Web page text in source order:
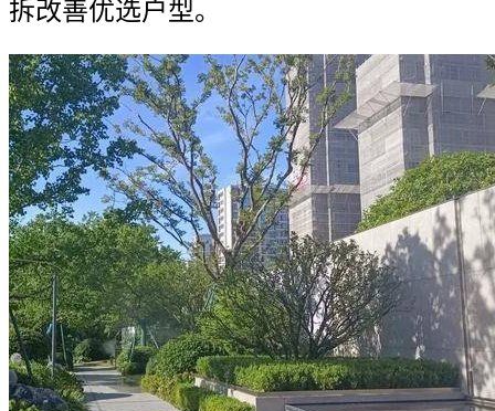
拆改善优选户型。